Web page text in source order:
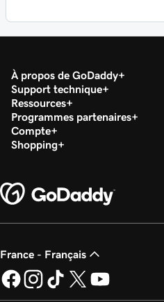
À propos de GoDaddy
Support technique
Ressources
Programmes partenaires
Compte
Shopping
France - Français